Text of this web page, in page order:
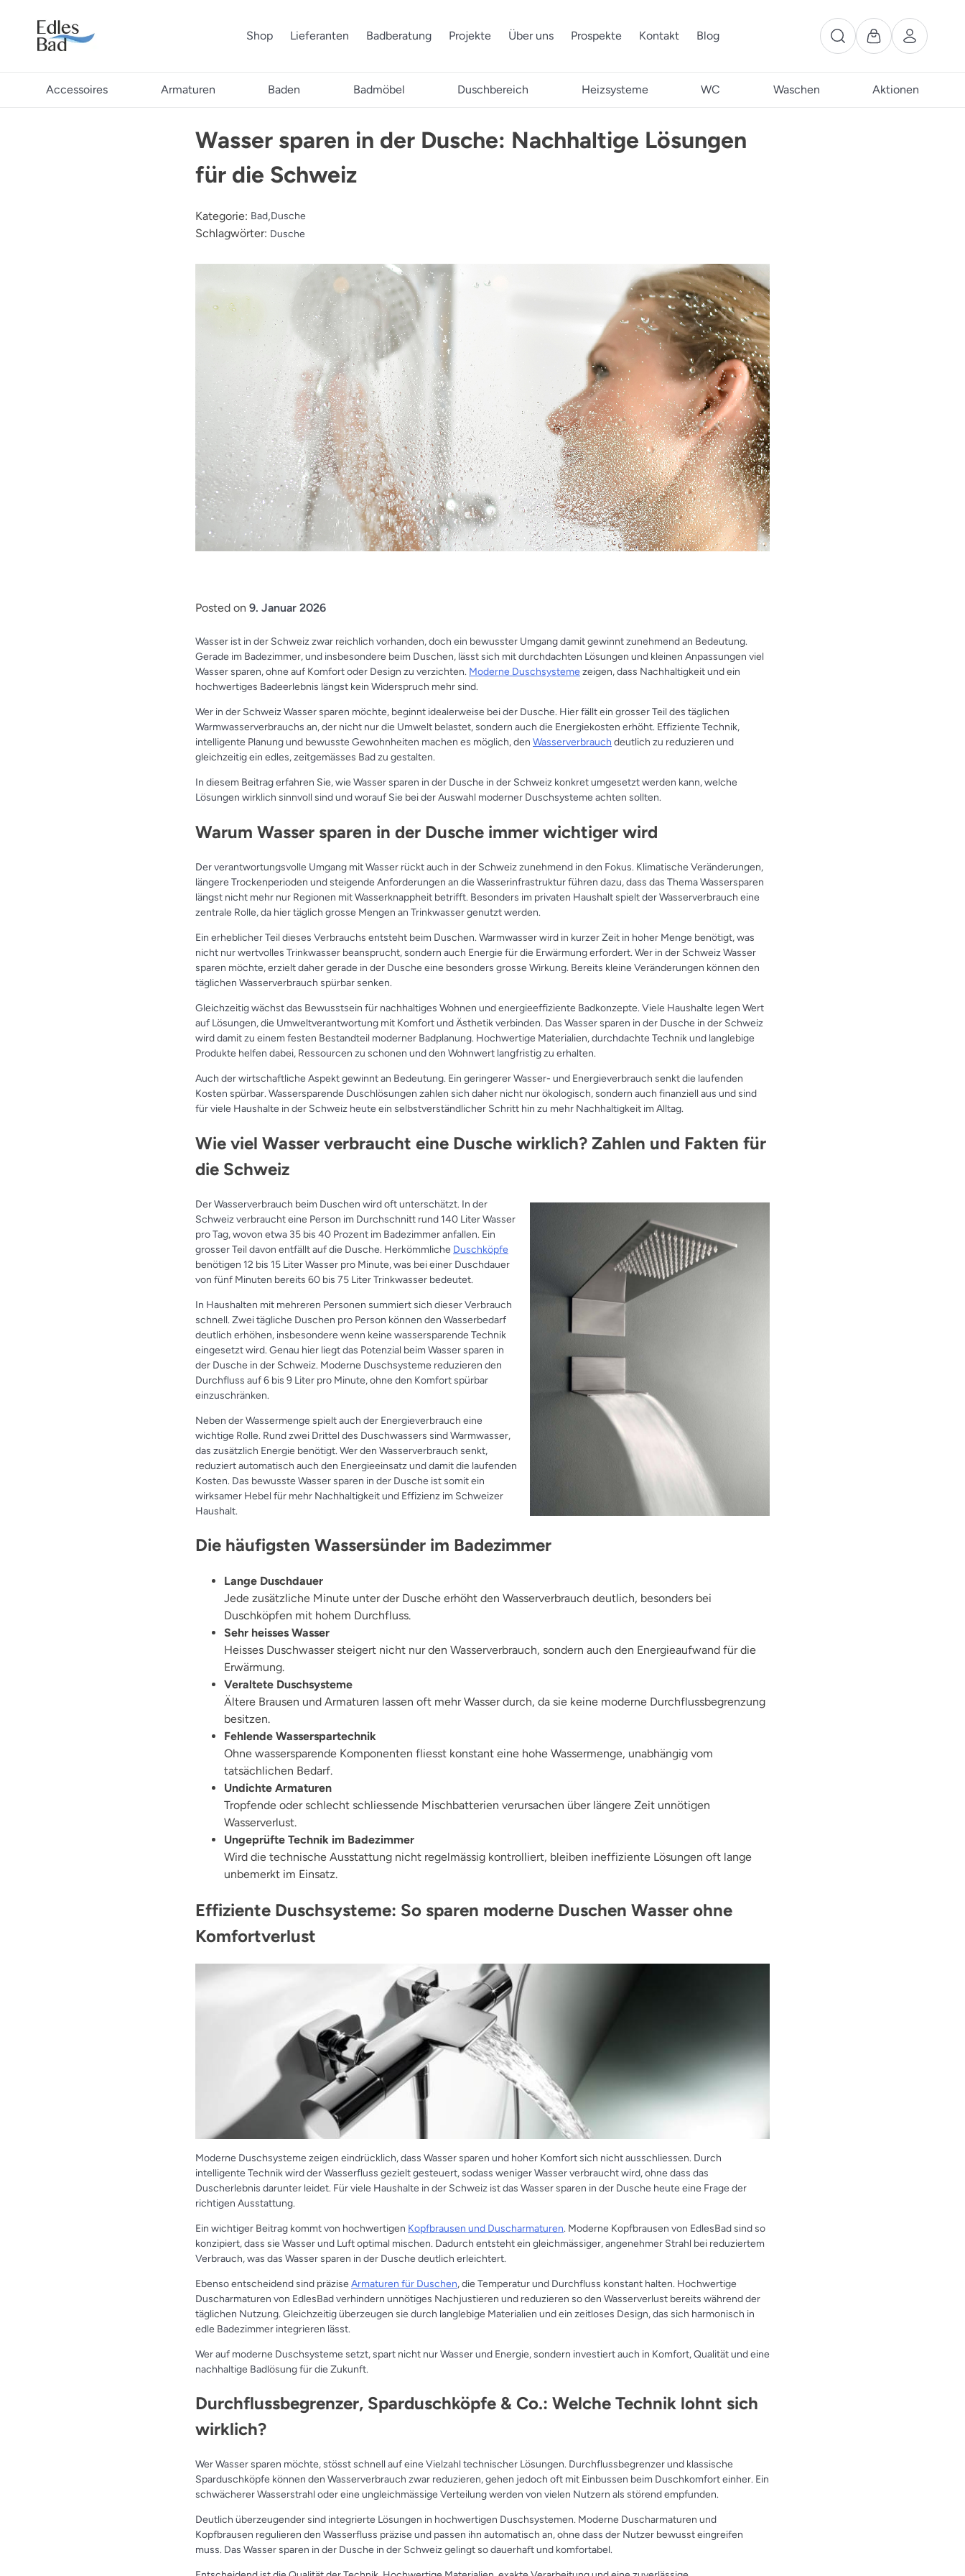
Shop Lieferanten Badberatung Projekte Über uns Prospekte Kontakt Blog
Accessoires Armaturen Baden Badmöbel Duschbereich Heizsysteme WC Waschen Aktionen
Wasser sparen in der Dusche: Nachhaltige Lösungen
für die Schweiz
Kategorie: Bad,Dusche
Schlagwörter: Dusche
Posted on 9. Januar 2026
Wasser ist in der Schweiz zwar reichlich vorhanden, doch ein bewusster Umgang damit gewinnt zunehmend an Bedeutung.
Gerade im Badezimmer, und insbesondere beim Duschen, lässt sich mit durchdachten Lösungen und kleinen Anpassungen viel
Wasser sparen, ohne auf Komfort oder Design zu verzichten. Moderne Duschsystemezeigen, dass Nachhaltigkeit und ein
hochwertiges Badeerlebnis längst kein Widerspruch mehr sind.
Wer in der Schweiz Wasser sparen möchte, beginnt idealerweise bei der Dusche. Hier fällt ein grosser Teil des täglichen
Warmwasserverbrauchs an, der nicht nur die Umwelt belastet, sondern auch die Energiekosten erhöht. Effiziente Technik,
intelligente Planung und bewusste Gewohnheiten machen es möglich, den Wasserverbrauch deutlich zu reduzieren und
gleichzeitig ein edles, zeitgemässes Bad zu gestalten.
In diesem Beitrag erfahren Sie, wie Wasser sparen in der Dusche in der Schweiz konkret umgesetzt werden kann, welche
Lösungen wirklich sinnvoll sind und worauf Sie bei der Auswahl moderner Duschsysteme achten sollten.
Warum Wasser sparen in der Dusche immer wichtiger wird
Der verantwortungsvolle Umgang mit Wasser rückt auch in der Schweiz zunehmend in den Fokus. Klimatische Veränderungen,
längere Trockenperioden und steigende Anforderungen an die Wasserinfrastruktur führen dazu, dass das Thema Wassersparen
längst nicht mehr nur Regionen mit Wasserknappheit betrifft. Besonders im privaten Haushalt spielt der Wasserverbrauch eine
zentrale Rolle, da hier täglich grosse Mengen an Trinkwasser genutzt werden.
Ein erheblicher Teil dieses Verbrauchs entsteht beim Duschen. Warmwasser wird in kurzer Zeit in hoher Menge benötigt, was
nicht nur wertvolles Trinkwasser beansprucht, sondern auch Energie für die Erwärmung erfordert. Wer in der Schweiz Wasser
sparen möchte, erzielt daher gerade in der Dusche eine besonders grosse Wirkung. Bereits kleine Veränderungen können den
täglichen Wasserverbrauch spürbar senken.
Gleichzeitig wächst das Bewusstsein für nachhaltiges Wohnen und energieeffiziente Badkonzepte. Viele Haushalte legen Wert
auf Lösungen, die Umweltverantwortung mit Komfort und Ästhetik verbinden. Das Wasser sparen in der Dusche in der Schweiz
wird damit zu einem festen Bestandteil moderner Badplanung. Hochwertige Materialien, durchdachte Technik und langlebige
Produkte helfen dabei, Ressourcen zu schonen und den Wohnwert langfristig zu erhalten.
Auch der wirtschaftliche Aspekt gewinnt an Bedeutung. Ein geringerer Wasser- und Energieverbrauch senkt die laufenden
Kosten spürbar. Wassersparende Duschlösungen zahlen sich daher nicht nur ökologisch, sondern auch finanziell aus und sind
für viele Haushalte in der Schweiz heute ein selbstverständlicher Schritt hin zu mehr Nachhaltigkeit im Alltag.
Wie viel Wasser verbraucht eine Dusche wirklich? Zahlen und Fakten für
die Schweiz
Der Wasserverbrauch beim Duschen wird oft unterschätzt. In der
Schweiz verbraucht eine Person im Durchschnitt rund 140 Liter Wasser
pro Tag, wovon etwa 35 bis 40 Prozent im Badezimmer anfallen. Ein
grosser Teil davon entfällt auf die Dusche. Herkömmliche Duschköpfe
benötigen 12 bis 15 Liter Wasser pro Minute, was bei einer Duschdauer
von fünf Minuten bereits 60 bis 75 Liter Trinkwasser bedeutet.
In Haushalten mit mehreren Personen summiert sich dieser Verbrauch
schnell. Zwei tägliche Duschen pro Person können den Wasserbedarf
deutlich erhöhen, insbesondere wenn keine wassersparende Technik
eingesetzt wird. Genau hier liegt das Potenzial beim Wasser sparen in
der Dusche in der Schweiz. Moderne Duschsysteme reduzieren den
Durchfluss auf 6 bis 9 Liter pro Minute, ohne den Komfort spürbar
einzuschränken.
Neben der Wassermenge spielt auch der Energieverbrauch eine
wichtige Rolle. Rund zwei Drittel des Duschwassers sind Warmwasser,
das zusätzlich Energie benötigt. Wer den Wasserverbrauch senkt,
reduziert automatisch auch den Energieeinsatz und damit die laufenden
Kosten. Das bewusste Wasser sparen in der Dusche ist somit ein
wirksamer Hebel für mehr Nachhaltigkeit und Effizienz im Schweizer
Haushalt.
Die häufigsten Wassersünder im Badezimmer
Lange Duschdauer
Jede zusätzliche Minute unter der Dusche erhöht den Wasserverbrauch deutlich, besonders bei
Duschköpfen mit hohem Durchfluss.
Sehr heisses Wasser
Heisses Duschwasser steigert nicht nur den Wasserverbrauch, sondern auch den Energieaufwand für die
Erwärmung.
Veraltete Duschsysteme
Ältere Brausen und Armaturen lassen oft mehr Wasser durch, da sie keine moderne Durchflussbegrenzung
besitzen.
Fehlende Wasserspartechnik
Ohne wassersparende Komponenten fliesst konstant eine hohe Wassermenge, unabhängig vom
tatsächlichen Bedarf.
Undichte Armaturen
Tropfende oder schlecht schliessende Mischbatterien verursachen über längere Zeit unnötigen
Wasserverlust.
Ungeprüfte Technik im Badezimmer
Wird die technische Ausstattung nicht regelmässig kontrolliert, bleiben ineffiziente Lösungen oft lange
unbemerkt im Einsatz.
Effiziente Duschsysteme: So sparen moderne Duschen Wasser ohne
Komfortverlust
Moderne Duschsysteme zeigen eindrücklich, dass Wasser sparen und hoher Komfort sich nicht ausschliessen. Durch
intelligente Technik wird der Wasserfluss gezielt gesteuert, sodass weniger Wasser verbraucht wird, ohne dass das
Duscherlebnis darunter leidet. Für viele Haushalte in der Schweiz ist das Wasser sparen in der Dusche heute eine Frage der
richtigen Ausstattung.
Ein wichtiger Beitrag kommt von hochwertigen Kopfbrausen und Duscharmaturen. Moderne Kopfbrausen von EdlesBad sind so
konzipiert, dass sie Wasser und Luft optimal mischen. Dadurch entsteht ein gleichmässiger, angenehmer Strahl bei reduziertem
Verbrauch, was das Wasser sparen in der Dusche deutlich erleichtert.
Ebenso entscheidend sind präziseArmaturen für Duschen, die Temperatur und Durchfluss konstant halten. Hochwertige
Duscharmaturen von EdlesBad verhindern unnötiges Nachjustieren und reduzieren so den Wasserverlust bereits während der
täglichen Nutzung. Gleichzeitig überzeugen sie durch langlebige Materialien und ein zeitloses Design, das sich harmonisch in
edle Badezimmer integrieren lässt.
Wer auf moderne Duschsysteme setzt, spart nicht nur Wasser und Energie, sondern investiert auch in Komfort, Qualität und eine
nachhaltige Badlösung für die Zukunft.
Durchflussbegrenzer, Sparduschköpfe & Co.: Welche Technik lohnt sich
wirklich?
Wer Wasser sparen möchte, stösst schnell auf eine Vielzahl technischer Lösungen. Durchflussbegrenzer und klassische
Sparduschköpfe können den Wasserverbrauch zwar reduzieren, gehen jedoch oft mit Einbussen beim Duschkomfort einher. Ein
schwächerer Wasserstrahl oder eine ungleichmässige Verteilung werden von vielen Nutzern als störend empfunden.
Deutlich überzeugender sind integrierte Lösungen in hochwertigen Duschsystemen. Moderne Duscharmaturen und
Kopfbrausen regulieren den Wasserfluss präzise und passen ihn automatisch an, ohne dass der Nutzer bewusst eingreifen
muss. Das Wasser sparen in der Dusche in der Schweiz gelingt so dauerhaft und komfortabel.